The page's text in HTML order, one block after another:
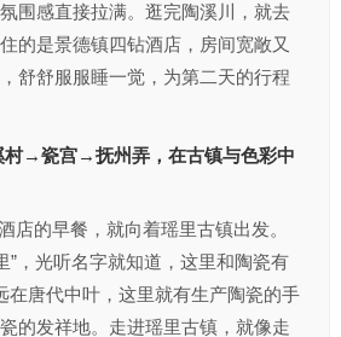
围感直接拉满。逛完陶溪川，就去
的是景德镇四钻酒店，房间宽敞又
舒舒服服睡一觉，为第二天的行程
→瓷宫→抚州弄，在古镇与色彩中
的早餐，就向着瑶里古镇出发。
”，光听名字就知道，这里和陶瓷有
唐代中叶，这里就有生产陶瓷的手
的发祥地。走进瑶里古镇，就像走